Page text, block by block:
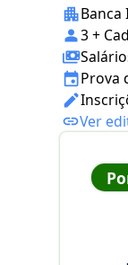
3 +
Prova
Ver